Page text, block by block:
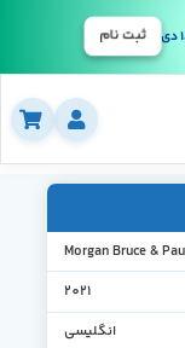
ثبت نام
Morgan Bruce &
2021
انگلیسی